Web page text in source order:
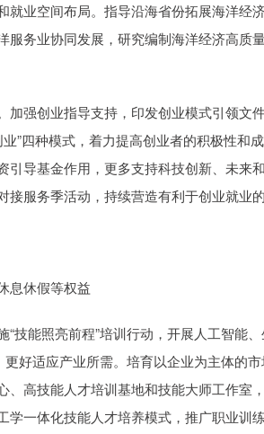
业空间布局。指导沿海省份拓展海洋经
服务业协同发展，研究编制海洋经济高质
强创业指导支持，印发创业模式引领文件
业”四种模式，着力提高创业者的积极性
引导基金作用，更多支持科技创新、未来
接服务季活动，持续营造有利于创业就业
休假等权益
能照亮前程”培训行动，开展人工智能
好适应产业所需。培育以企业为主体的
、高技能人才培训基地和技能大师工作室
学一体化技能人才培养模式，推广职业训